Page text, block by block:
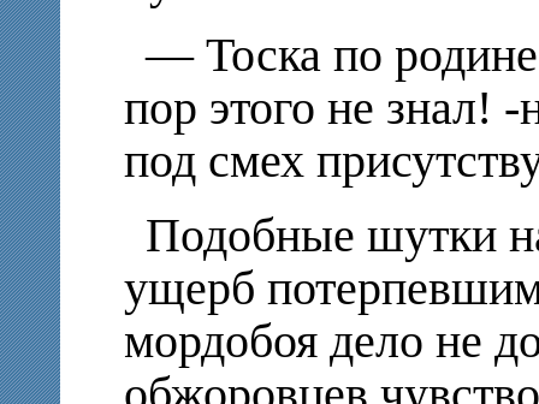
— Тоска по
пор этого не знал!
под смех
Подобные шутки
ущерб
мордобоя дело не